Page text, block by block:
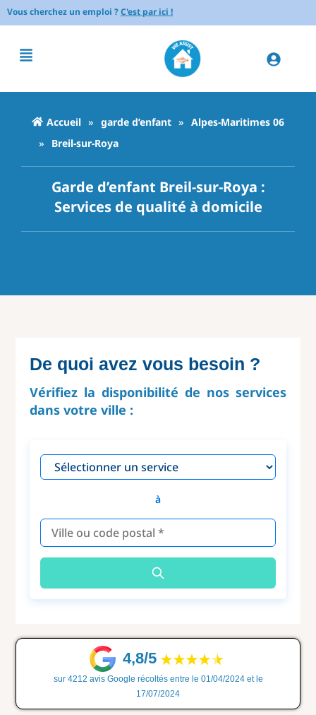
Vous cherchez un emploi ?C'est par ici !
Accueil » garde d’enfant » Alpes-Maritimes 06
»
Breil-sur-Roya
Garde d’enfant Breil-sur-Roya :
Services de qualité à domicile
De quoi avez vous besoin ?
Vérifiez la disponibilité de nos services
dans votre ville :
à
4,8/5
sur 4212 avis Google récoltés entre le 01/04/2024 et le
17/07/2024